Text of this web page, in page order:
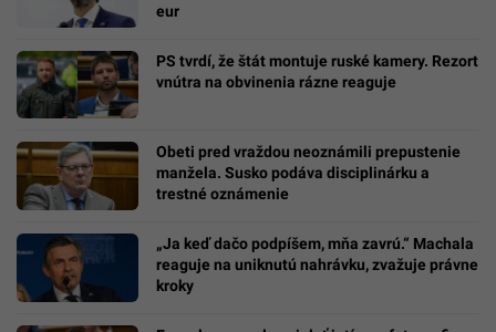
eur
PS tvrdí, že štát montuje ruské kamery. Rezort
vnútra na obvinenia rázne reaguje
Obeti pred vraždou neoznámili prepustenie
manžela. Susko podáva disciplinárku a
trestné oznámenie
„Ja keď dačo podpíšem, mňa zavrú.“ Machala
reaguje na uniknutú nahrávku, zvažuje právne
kroky